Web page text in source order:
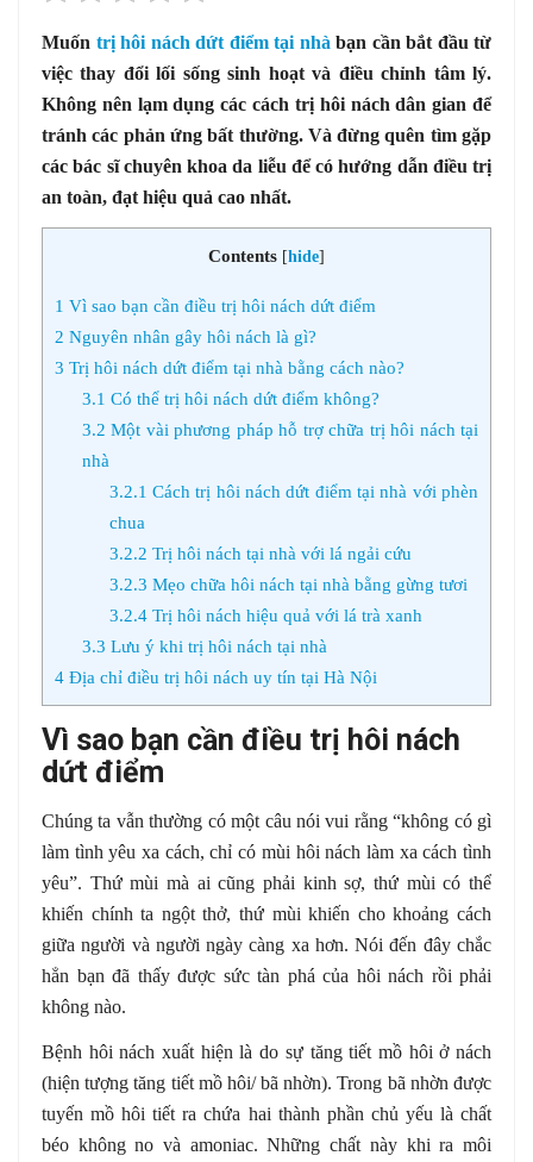
Muốn trị hôi nách dứt điểm tại nhà bạn cần bắt đầu từ
việc thay đổi lối sống sinh hoạt và điều chỉnh tâm lý.
Không nên lạm dụng các cách trị hôi nách dân gian để
tránh các phản ứng bất thường. Và đừng quên tìm gặp
các bác sĩ chuyên khoa da liễu để có hướng dẫn điều trị
an toàn, đạt hiệu quả cao nhất.
Contents [hide]
1 Vì sao bạn cần điều trị hôi nách dứt điểm
2 Nguyên nhân gây hôi nách là gì?
3 Trị hôi nách dứt điểm tại nhà bằng cách nào?
3.1 Có thể trị hôi nách dứt điểm không?
3.2 Một vài phương pháp hỗ trợ chữa trị hôi nách tại
nhà
3.2.1 Cách trị hôi nách dứt điểm tại nhà với phèn
chua
3.2.2 Trị hôi nách tại nhà với lá ngải cứu
3.2.3 Mẹo chữa hôi nách tại nhà bằng gừng tươi
3.2.4Trị hôi nách hiệu quả với lá trà xanh
3.3 Lưu ý khi trị hôi nách tại nhà
4 Địa chỉ điều trị hôi nách uy tín tại Hà Nội
Vì sao bạn cần điều trị hôi nách
dứt điểm
Chúng ta vẫn thường có một câu nói vui rằng “không có gì
làm tình yêu xa cách, chỉ có mùi hôi nách làm xa cách tình
yêu”. Thứ mùi mà ai cũng phải kinh sợ, thứ mùi có thể
khiến chính ta ngột thở, thứ mùi khiến cho khoảng cách
giữa người và người ngày càng xa hơn. Nói đến đây chắc
hẳn bạn đã thấy được sức tàn phá của hôi nách rồi phải
không nào.
Bệnh hôi nách xuất hiện là do sự tăng tiết mồ hôi ở nách
(hiện tượng tăng tiết mồ hôi/ bã nhờn). Trong bã nhờn được
tuyến mồ hôi tiết ra chứa hai thành phần chủ yếu là chất
béo không no và amoniac. Những chất này khi ra môi